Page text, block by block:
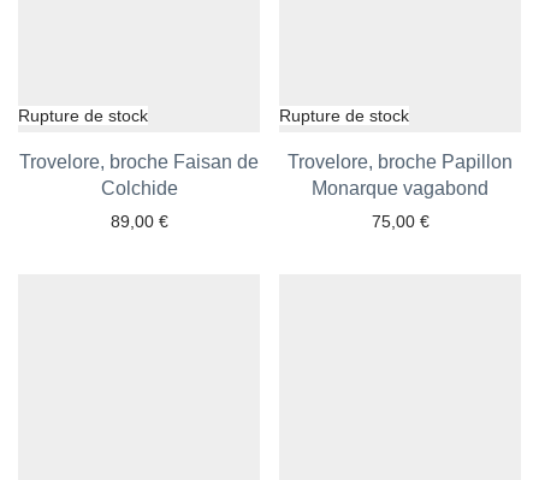
Trovelore, broche Faisan de
Colchide
89,00 €
Ajouter aux favoris
Trovelore, broche Papillon
Monarque vagabond
75,00 €
Ajouter aux favoris